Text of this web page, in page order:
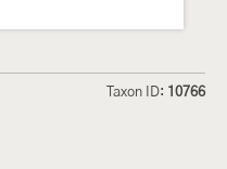
Taxon ID: 10766